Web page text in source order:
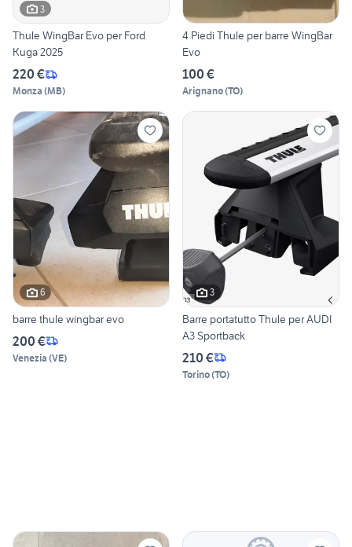
3
Thule WingBar Evo per Ford
Kuga 2025
220 €
Monza (MB)
4 Piedi Thule per barre WingBar
Evo
100 €
Arignano(TO)
6
barre thule wingbar evo
200 €
Venezia (VE)
3
Barre portatutto Thule per AUDI
A3 Sportback
210 €
Torino(TO)